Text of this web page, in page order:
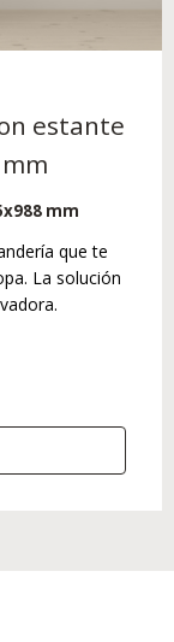
estante
mm
que te
La solución